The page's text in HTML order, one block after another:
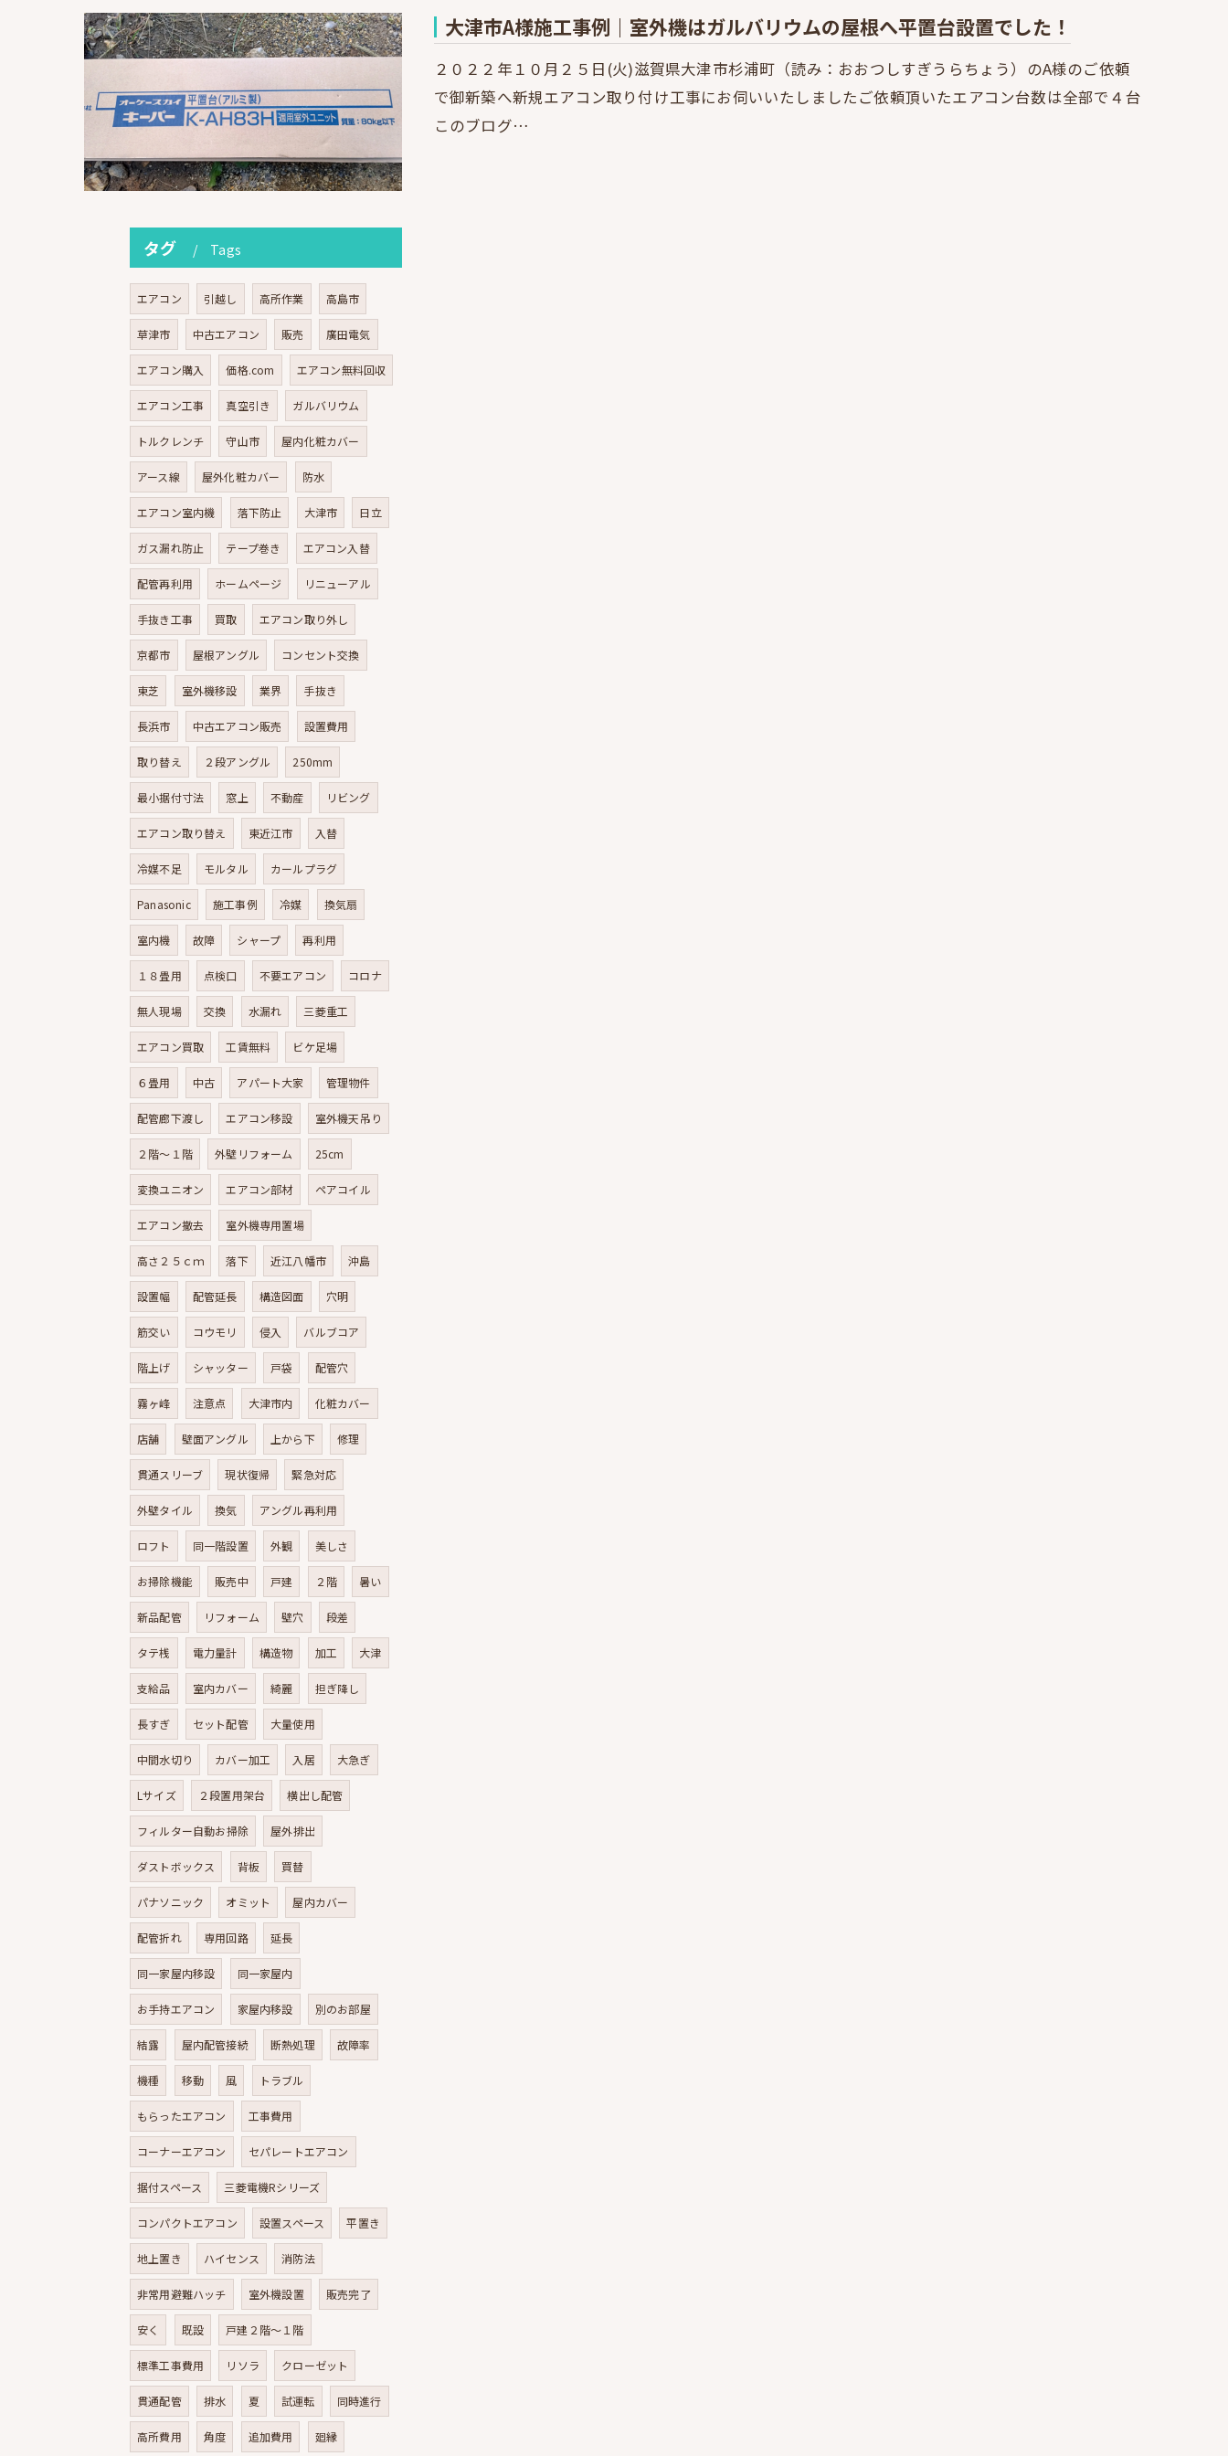
大津市A様施工事例｜室外機はガルバリウムの屋根へ平置台設置でした！
２０２２年１０月２５日(火)滋賀県大津市杉浦町（読み：おおつしすぎうらちょう）のA様のご依頼
で御新築へ新規エアコン取り付け工事にお伺いいたしましたご依頼頂いたエアコン台数は全部で４台
このブログ…
タグ Tags
エアコン 引越し 高所作業 高島市
草津市 中古エアコン 販売 廣田電気
エアコン購入 価格.com エアコン無料回収
エアコン工事 真空引き ガルバリウム
トルクレンチ 守山市 屋内化粧カバー
アース線 屋外化粧カバー 防水
エアコン室内機 落下防止 大津市 日立
ガス漏れ防止 テープ巻き エアコン入替
配管再利用 ホームページ リニューアル
手抜き工事 買取 エアコン取り外し
京都市 屋根アングル コンセント交換
東芝 室外機移設 業界 手抜き
長浜市 中古エアコン販売 設置費用
取り替え ２段アングル 250mm
最小据付寸法 窓上 不動産 リビング
エアコン取り替え 東近江市 入替
冷媒不足 モルタル カールプラグ
Panasonic 施工事例 冷媒 換気扇
室内機 故障 シャープ 再利用
１８畳用 点検口 不要エアコン コロナ
無人現場 交換 水漏れ 三菱重工
エアコン買取 工賃無料 ビケ足場
６畳用 中古 アパート大家 管理物件
配管廊下渡し エアコン移設 室外機天吊り
２階～１階 外壁リフォーム 25cm
変換ユニオン エアコン部材 ペアコイル
エアコン撤去 室外機専用置場
高さ２５ｃｍ 落下 近江八幡市 沖島
設置幅 配管延長 構造図面 穴明
筋交い コウモリ 侵入 バルブコア
階上げ シャッター 戸袋 配管穴
霧ヶ峰 注意点 大津市内 化粧カバー
店舗 壁面アングル 上から下 修理
貫通スリーブ 現状復帰 緊急対応
外壁タイル 換気 アングル再利用
ロフト 同一階設置 外観 美しさ
お掃除機能 販売中 戸建 ２階 暑い
新品配管 リフォーム 壁穴 段差
タテ桟 電力量計 構造物 加工 大津
支給品 室内カバー 綺麗 担ぎ降し
長すぎ セット配管 大量使用
中間水切り カバー加工 入居 大急ぎ
Lサイズ ２段置用架台 横出し配管
フィルター自動お掃除 屋外排出
ダストボックス 背板 買替
パナソニック オミット 屋内カバー
配管折れ 専用回路 延長
同一家屋内移設 同一家屋内
お手持エアコン 家屋内移設 別のお部屋
結露 屋内配管接続 断熱処理 故障率
機種 移動 風 トラブル
もらったエアコン 工事費用
コーナーエアコン セパレートエアコン
据付スペース 三菱電機Rシリーズ
コンパクトエアコン 設置スペース 平置き
地上置き ハイセンス 消防法
非常用避難ハッチ 室外機設置 販売完了
安く 既設 戸建２階～１階
標準工事費用 リソラ クローゼット
貫通配管 排水 夏 試運転 同時進行
高所費用 角度 追加費用 廻縁